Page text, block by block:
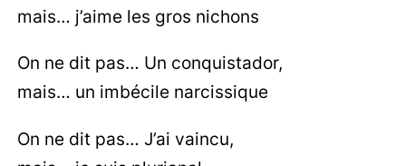
mais… j’aime les gros nichons
On ne dit pas… Un conquistador,
mais… un imbécile narcissique
On ne dit pas… J’ai vaincu,